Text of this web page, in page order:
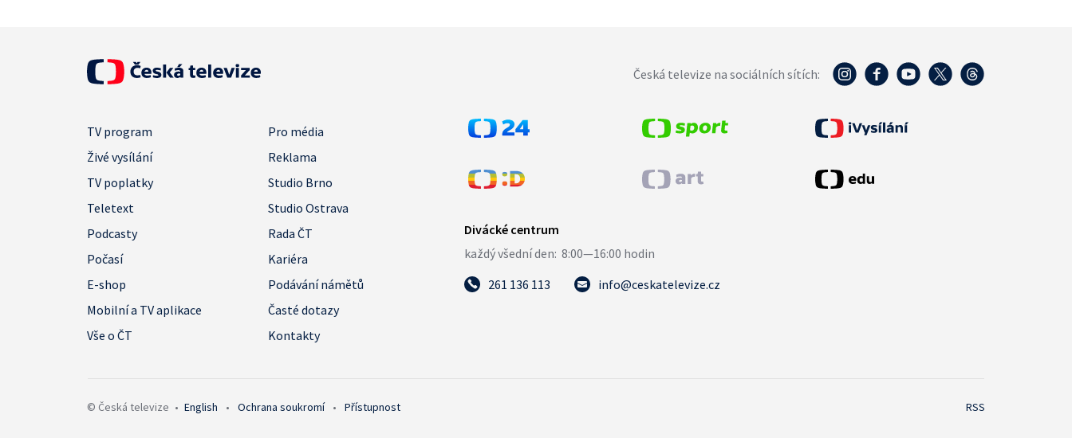
Česká televize na sociálních sítích:
TV program
Pro média
Živé vysílání
Reklama
TV poplatky
Studio Brno
Teletext
Studio Ostrava
Podcasty
Rada ČT
Počasí
Kariéra
E-shop
Podávání námětů
Mobilní a TV aplikace
Časté dotazy
Vše o ČT
Kontakty
261 136 113 info@ceskatelevize.cz
© Česká televize • English • Ochrana soukromí • Přístupnost RSS